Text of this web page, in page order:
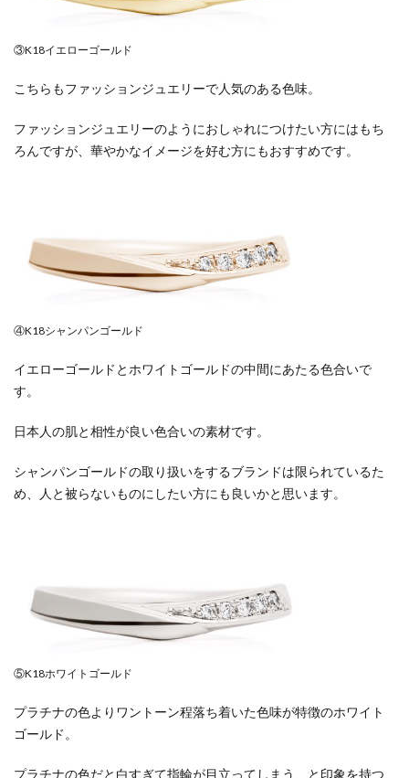
③K18イエローゴールド
こちらもファッションジュエリーで人気のある色味。
ファッションジュエリーのようにおしゃれにつけたい方にはもち
ろんですが、華やかなイメージを好む方にもおすすめです。
④K18シャンパンゴールド
イエローゴールドとホワイトゴールドの中間にあたる色合いで
す。
日本人の肌と相性が良い色合いの素材です。
シャンパンゴールドの取り扱いをするブランドは限られているた
め、人と被らないものにしたい方にも良いかと思います。
⑤K18ホワイトゴールド
プラチナの色よりワントーン程落ち着いた色味が特徴のホワイト
ゴールド。
プラチナの色だと白すぎて指輪が目立ってしまう、と印象を持つ